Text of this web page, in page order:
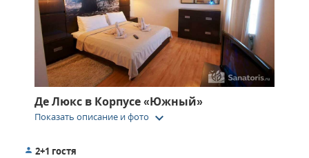
Де Люкс в Корпусе «Южный»
Показать описание и фото keyboard_arrow_down
2+1 гостя